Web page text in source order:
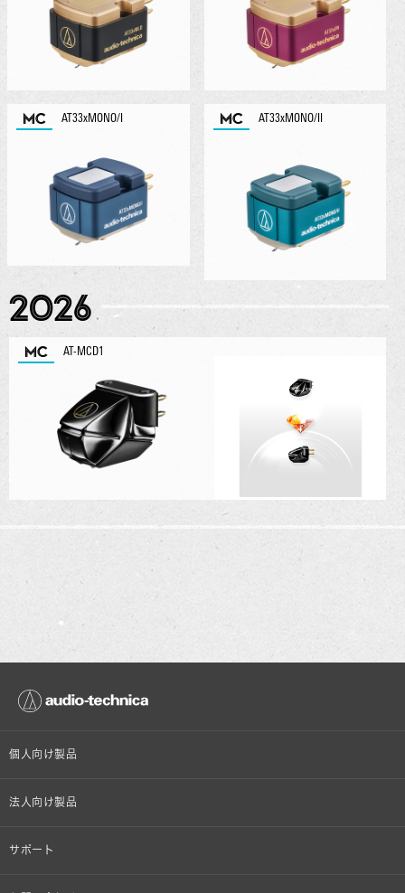
MC AT33xMONO/I MC AT33xMONO/II
2026
MC AT-MCD1
個人向け製品
オンラインストア限定
法人向け製品
設備音響機器
サポート